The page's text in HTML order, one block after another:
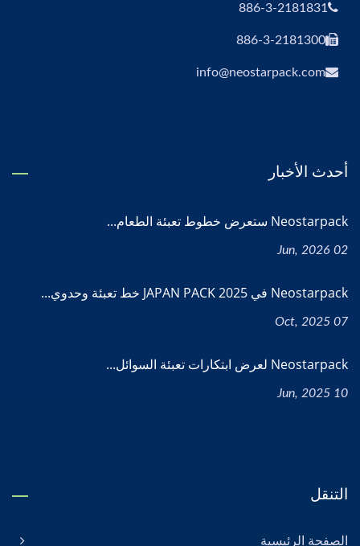
886-3-2181831
886-3-2181300
info@neostarpack.com
أحدث الأخبار
Neostarpack ستعرض خطوط تعبئة الطعام...
02 Jun, 2026
Neostarpack في JAPAN PACK 2025 خط تعبئة وحدوي...
07 Oct, 2025
Neostarpack لعرض ابتكارات تعبئة السوائل...
10 Jun, 2025
التنقل
الصفحة الرئيسية